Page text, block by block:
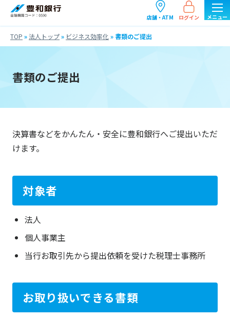
店舗・ATM ログイン
TOP »法人トップ» ビジネス効率化 »書類のご提出
書類のご提出
決算書などをかんたん・安全に豊和銀行へご提出いただ
けます。
対象者
法人
個人事業主
当行お取引先から提出依頼を受けた税理士事務所
お取り扱いできる書類